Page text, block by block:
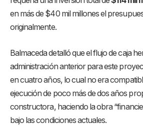
en más de $40 mil millones el
originalmente.
Balmaceda detalló que el flujo de caja
administración anterior para este
en cuatro años, lo cual no era
ejecución de poco más de dos años
constructora, haciendo la obra
bajo las condiciones actuales.